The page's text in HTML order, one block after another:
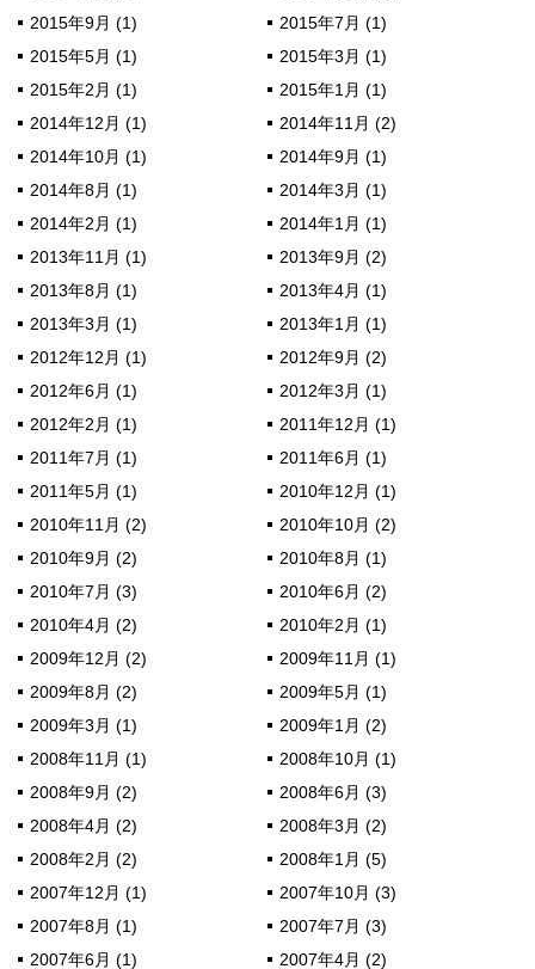
2015年9月 (1)
2015年7月 (1)
2015年5月 (1)
2015年3月 (1)
2015年2月 (1)
2015年1月 (1)
2014年12月 (1)
2014年11月 (2)
2014年10月 (1)
2014年9月 (1)
2014年8月 (1)
2014年3月 (1)
2014年2月 (1)
2014年1月 (1)
2013年11月 (1)
2013年9月 (2)
2013年8月 (1)
2013年4月 (1)
2013年3月 (1)
2013年1月 (1)
2012年12月 (1)
2012年9月 (2)
2012年6月 (1)
2012年3月 (1)
2012年2月 (1)
2011年12月 (1)
2011年7月 (1)
2011年6月 (1)
2011年5月 (1)
2010年12月 (1)
2010年11月 (2)
2010年10月 (2)
2010年9月 (2)
2010年8月 (1)
2010年7月 (3)
2010年6月 (2)
2010年4月 (2)
2010年2月 (1)
2009年12月 (2)
2009年11月 (1)
2009年8月 (2)
2009年5月 (1)
2009年3月 (1)
2009年1月 (2)
2008年11月 (1)
2008年10月 (1)
2008年9月 (2)
2008年6月 (3)
2008年4月 (2)
2008年3月 (2)
2008年2月 (2)
2008年1月 (5)
2007年12月 (1)
2007年10月 (3)
2007年8月 (1)
2007年7月 (3)
2007年6月 (1)
2007年4月 (2)